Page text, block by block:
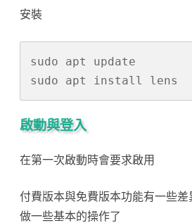
安裝
sudo apt update
sudo apt install lens
啟動與登入
在第一次啟動時會要求啟用
付費版本與免費版本功能有一些
做一些基本的操作了